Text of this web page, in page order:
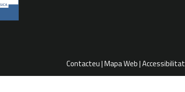
Accessibilitat
Mapa Web
Contacteu